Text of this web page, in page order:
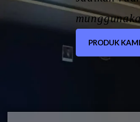
PRODUK KAMI